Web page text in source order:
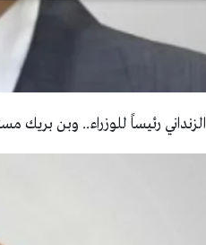
رئيساً للوزراء.. وبن